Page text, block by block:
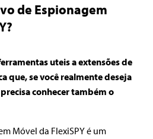
de Espionagem
uteis a extensões de
que, se você realmente deseja
conhecer também o
Móvel da FlexiSPY é um